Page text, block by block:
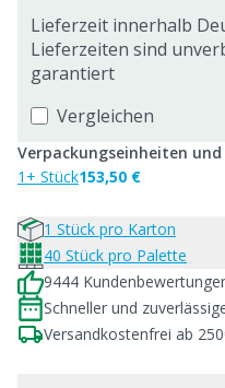
Lieferzeit innerhalb
Lieferzeiten sind
garantiert
Vergleichen
Verpackungseinheiten
1+ Stück153,50 €
1 Stück pro Karton
40 Stück pro Palette
9444
Schneller und
Versandkostenfrei ab